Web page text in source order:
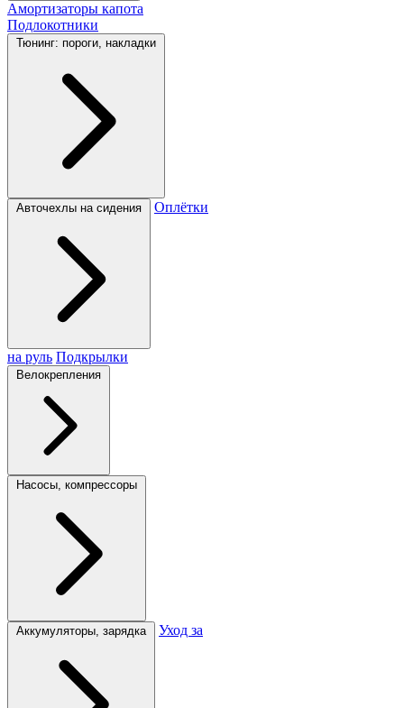
Амортизаторы капота
Подлокотники
Тюнинг: пороги, накладки
Авточехлы на сидения Оплётки
на руль Подкрылки
Велокрепления
Насосы, компрессоры
Аккумуляторы, зарядка Уход за